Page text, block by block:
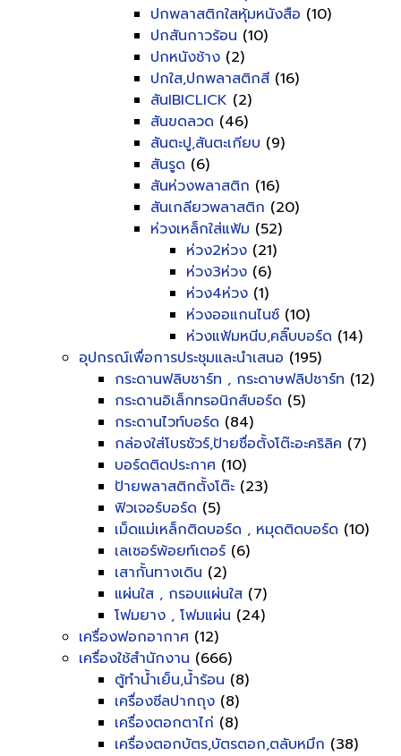
ปกพลาสติกใสหุ้มหนังสือ (10)
ปกสันกาวร้อน (10)
ปกหนังช้าง (2)
ปกใส,ปกพลาสติกสี (16)
สันIBICLICK (2)
สันขดลวด (46)
สันตะปู,สันตะเกียบ (9)
สันรูด (6)
สันห่วงพลาสติก (16)
สันเกลียวพลาสติก (20)
ห่วงเหล็กใส่แฟ้ม (52)
ห่วง2ห่วง (21)
ห่วง3ห่วง (6)
ห่วง4ห่วง (1)
ห่วงออแกนไนซ์ (10)
ห่วงแฟ้มหนีบ,คลิ๊บบอร์ด (14)
อุปกรณ์เพื่อการประชุมและนำเสนอ (195)
กระดานฟลิบชาร์ท , กระดาษฟลิปชาร์ท (12)
กระดานอิเล็กทรอนิกส์บอร์ด (5)
กระดานไวท์บอร์ด (84)
กล่องใส่โบรชัวร์,ป้ายชื่อตั้งโต๊ะอะคริลิค (7)
บอร์ดติดประกาศ (10)
ป้ายพลาสติกตั้งโต๊ะ (23)
ฟิวเจอร์บอร์ด (5)
เม็ดแม่เหล็กติดบอร์ด , หมุดติดบอร์ด (10)
เลเซอร์พ้อยท์เตอร์ (6)
เสากั้นทางเดิน (2)
แผ่นใส , กรอบแผ่นใส (7)
โฟมยาง , โฟมแผ่น (24)
เครื่องฟอกอากาศ (12)
เครื่องใช้สำนักงาน (666)
ตู้ทำน้ำเย็น,น้ำร้อน (8)
เครื่องซีลปากถุง (8)
เครื่องตอกตาไก่ (8)
เครื่องตอกบัตร,บัตรตอก,ตลับหมึก (38)